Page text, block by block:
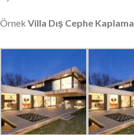
Örnek Villa Dış Cephe Kaplama